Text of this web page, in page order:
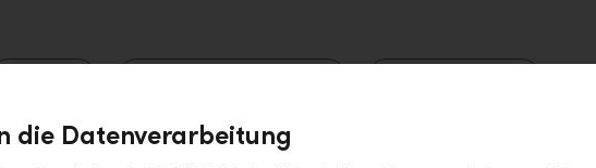
die Datenverarbeitung